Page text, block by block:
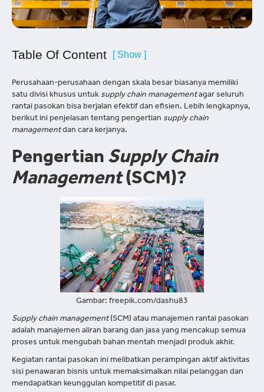
Table Of Content [ Show ]
Perusahaan-perusahaan dengan skala besar biasanya memiliki
satu divisi khusus untuk supply chain managementagar seluruh
rantai pasokan bisa berjalan efektif dan efisien. Lebih lengkapnya,
berikut ini penjelasan tentang pengertian supply chain
managementdan cara kerjanya.
Pengertian Supply Chain
Management(SCM)?
Gambar: freepik.com/dashu83
Supply chain management (SCM) atau manajemen rantai pasokan
adalah manajemen aliran barang dan jasa yang mencakup semua
proses untuk mengubah bahan mentah menjadi produk akhir.
Kegiatan rantai pasokan ini melibatkan perampingan aktif aktivitas
sisi penawaran bisnis untuk memaksimalkan nilai pelanggan dan
mendapatkan keunggulan kompetitif di pasar.